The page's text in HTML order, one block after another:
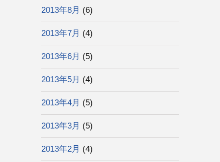
2013年8月 (6)
2013年7月 (4)
2013年6月 (5)
2013年5月 (4)
2013年4月 (5)
2013年3月 (5)
2013年2月 (4)